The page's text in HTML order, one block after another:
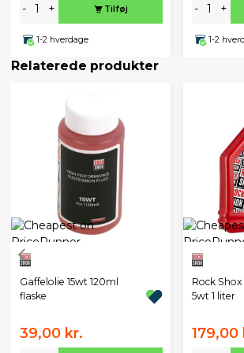
- + Tilføj
1-2 hverdage
- +
1-2
Relaterede produkter
Gaffelolie 15wt 120ml
flaske
39,00 kr.
Rock
5wt 1 liter
179,00